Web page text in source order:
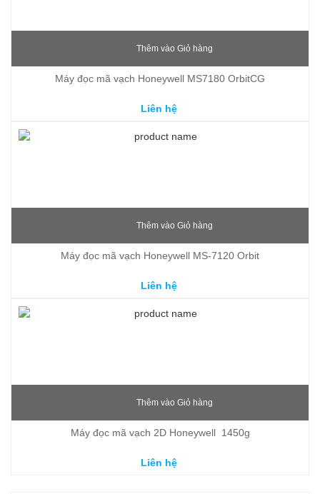
Thêm vào Giỏ hàng
Máy đọc mã vạch Honeywell MS7180 OrbitCG
Liên hệ
Thêm vào Giỏ hàng
Máy đọc mã vạch Honeywell MS-7120 Orbit
Liên hệ
Thêm vào Giỏ hàng
Máy đọc mã vạch 2D Honeywell  1450g
Liên hệ